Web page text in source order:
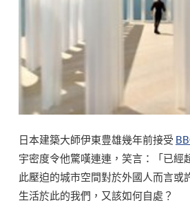
日本建築大師伊東豊雄幾年前接受
宇密度令他驚嘆連連，笑言：「已經
此壓迫的城市空間對於外國人而言或
生活於此的我們，又該如何自處？